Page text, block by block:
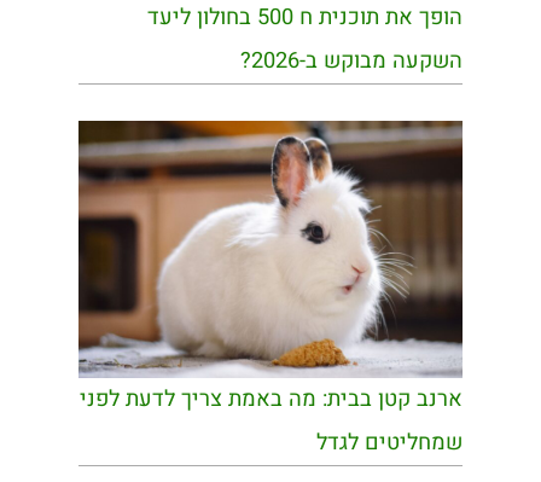
הופך את תוכנית ח 500 בחולון ליעד
השקעה מבוקש ב-2026?
ארנב קטן בבית: מה באמת צריך לדעת לפני
שמחליטים לגדל